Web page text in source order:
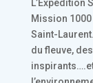
L’Expédition
Mission
Saint-
du fleuve,